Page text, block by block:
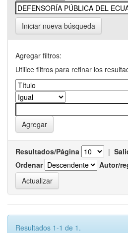
Iniciar nueva búsqueda
Agregar filtros:
Utilice filtros para refinar los
Resultados/Página |
Ordenar
Autor/
Resultados 1-1 de 1.